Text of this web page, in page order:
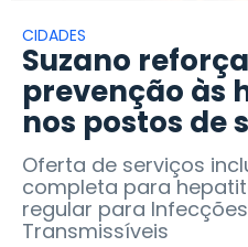
CIDADES
Suzano
prevenção às
nos postos de
Oferta de serviços
completa para
regular para
Transmissíveis